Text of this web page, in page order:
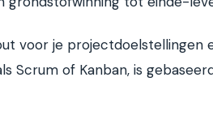
voor je projectdoelstellingen
Scrum of Kanban, is